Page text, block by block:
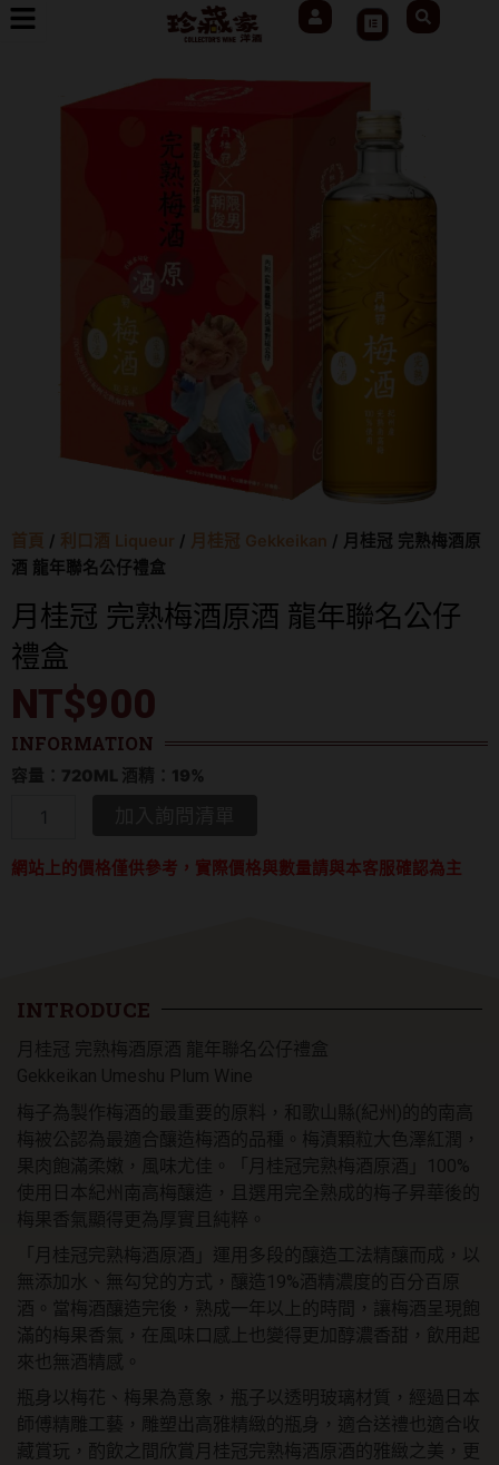
跳
User
Cart
Search
首頁 / 利口酒 Liqueur / 月桂冠 Gekkeikan / 月桂冠 完熟梅酒原
酒 龍年聯名公仔禮盒
月桂冠 完熟梅酒原酒 龍年聯名公仔
禮盒
NT$900
INFORMATION
容量：720ML 酒精：19%
完
龍
聯
名
仔
禮
盒
數
網站上的價格僅供參考，實際價格與數量請與本客服確認為主
INTRODUCE
月桂冠 完熟梅酒原酒 龍年聯名公仔禮盒
Gekkeikan Umeshu Plum Wine
梅子為製作梅酒的最重要的原料，和歌山縣(紀州)的的南高
梅被公認為最適合釀造梅酒的品種。梅漬顆粒大色澤紅潤，
果肉飽滿柔嫩，風味尤佳。「月桂冠完熟梅酒原酒」100%
使用日本紀州南高梅釀造，且選用完全熟成的梅子昇華後的
梅果香氣顯得更為厚實且純粹。
「月桂冠完熟梅酒原酒」運用多段的釀造工法精釀而成，以
無添加水、無勾兌的方式，釀造19%酒精濃度的百分百原
酒。當梅酒釀造完後，熟成一年以上的時間，讓梅酒呈現飽
滿的梅果香氣，在風味口感上也變得更加醇濃香甜，飲用起
來也無酒精感。
瓶身以梅花、梅果為意象，瓶子以透明玻璃材質，經過日本
師傅精雕工藝，雕塑出高雅精緻的瓶身，適合送禮也適合收
藏賞玩，酌飲之間欣賞月桂冠完熟梅酒原酒的雅緻之美，更